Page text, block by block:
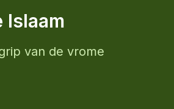
Islaam
van de vrome